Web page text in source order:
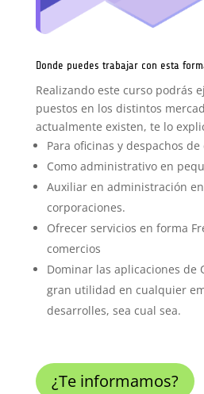
Donde puedes trabajar con esta
Realizando este curso podrás
puestos en los distintos
actualmente existen, te lo
Para oficinas y despachos de
Como administrativo en
Auxiliar en administración
corporaciones.
Ofrecer servicios en forma
comercios
Dominar las aplicaciones de
gran utilidad en cualquier
desarrolles, sea cual sea.
¿Te informamos?